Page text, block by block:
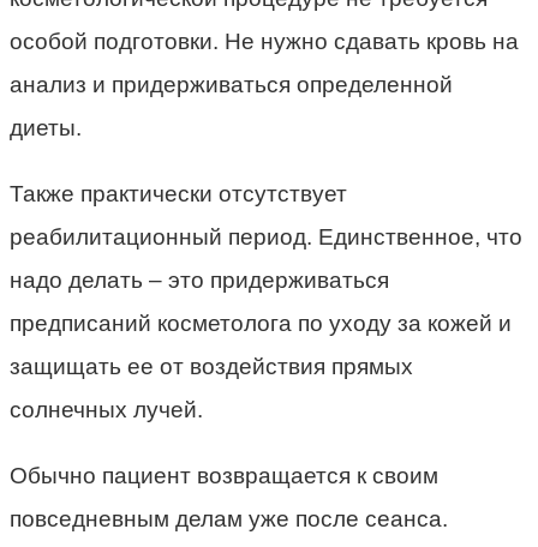
особой подготовки. Не нужно сдавать кровь на
анализ и придерживаться определенной
диеты.
Также практически отсутствует
реабилитационный период. Единственное, что
надо делать – это придерживаться
предписаний косметолога по уходу за кожей и
защищать ее от воздействия прямых
солнечных лучей.
Обычно пациент возвращается к своим
повседневным делам уже после сеанса.